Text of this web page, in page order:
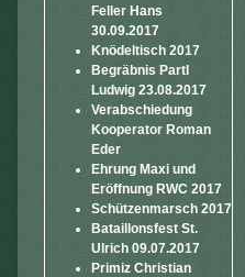
Feller Hans
30.09.2017
Knödeltisch 2017
Begräbnis Partl
Ludwig 23.08.2017
Verabschiedung
Kooperator Roman
Eder
Ehrung Maxi und
Eröffnung RWC 2017
Schützenmarsch 2017
Bataillonsfest St.
Ulrich 09.07.2017
Primiz Christian